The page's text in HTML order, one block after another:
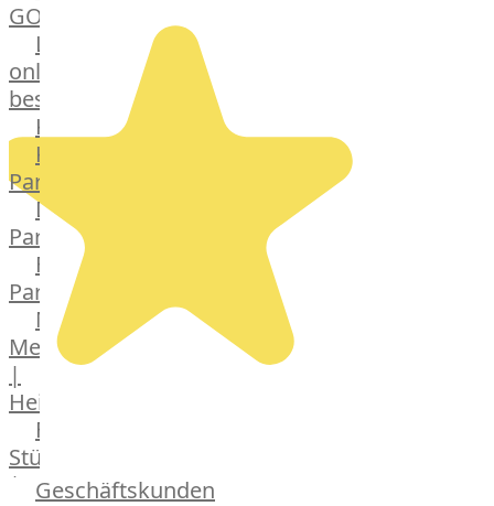
GOURMET
Lebensmittel
online
bestellen
Karriere
Kochschul-
Partner
Depot-
Partner
Frischetheken-
Partner
Männer
Metzger
|
Heinsberg
Feinkost
Stüttgen
|
Geschäftskunden